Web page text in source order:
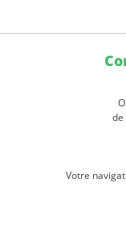
de
Votre